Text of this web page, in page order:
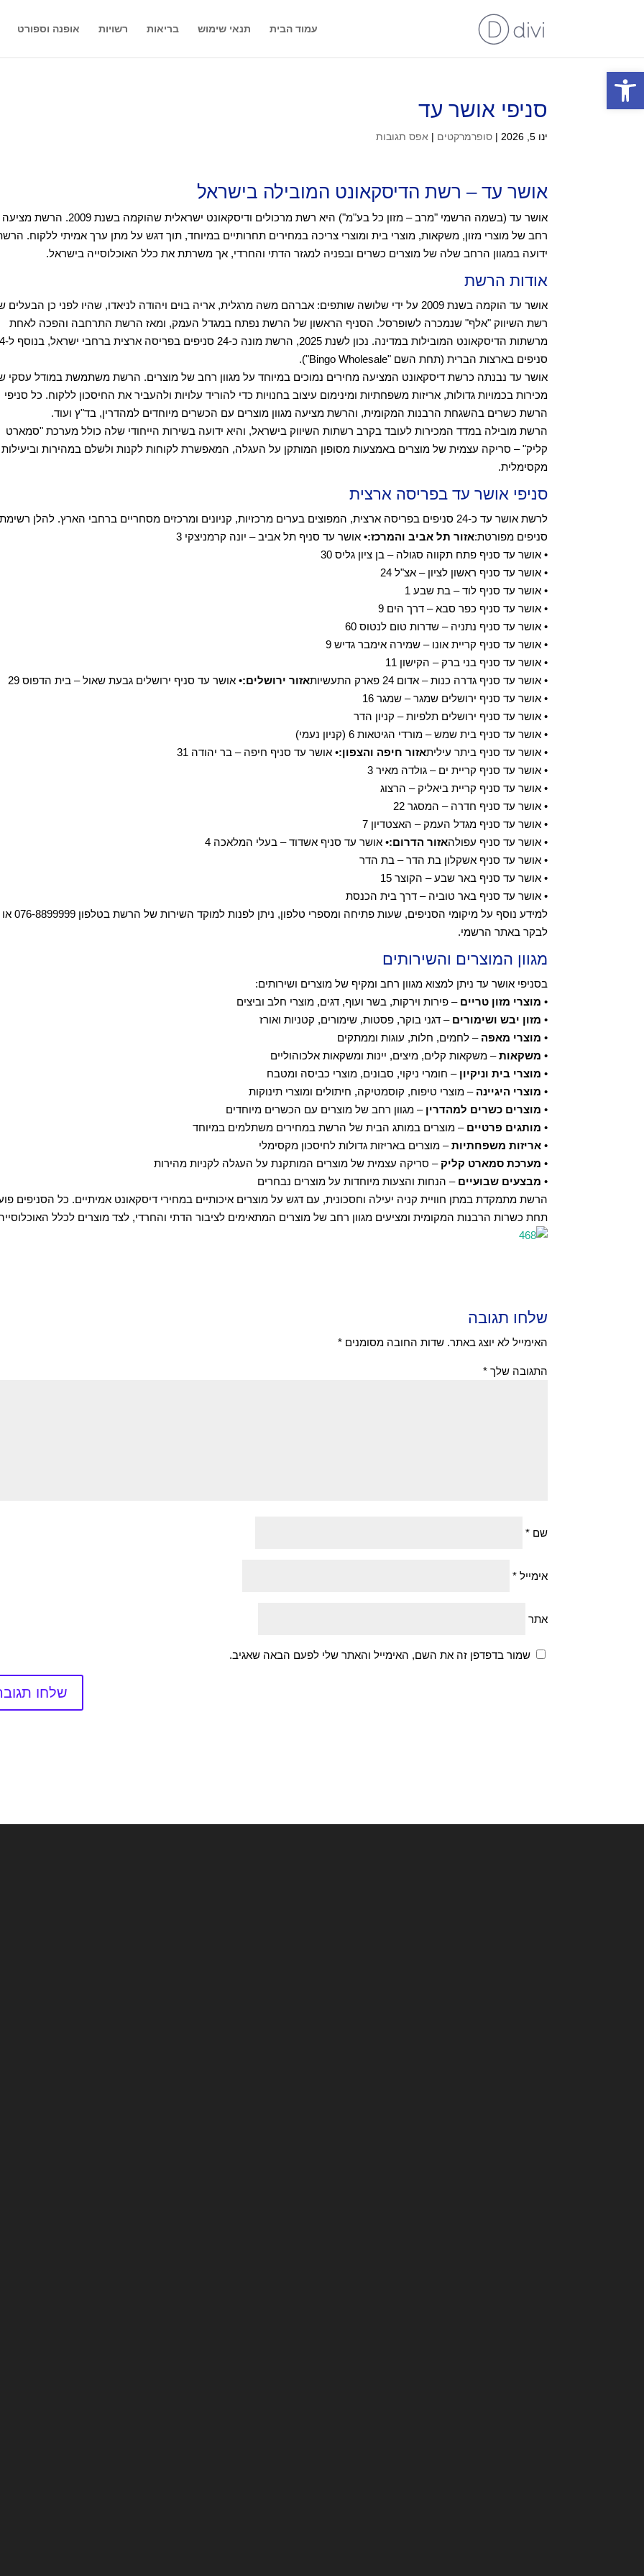
עמוד הבית תנאי שימוש בריאות רשויות אופנה וספורט
סניפי אושר עד
ינו 5, 2026 |סופרמרקטים | אפס תגובות
אושר עד – רשת הדיסקאונט המובילה בישראל
אושר עד (בשמה הרשמי "מרב – מזון כל בע"מ") היא רשת מרכולים ודיסקאונט ישראלית
רחב של מוצרי מזון, משקאות, מוצרי בית ומוצרי צריכה במחירים תחרותיים במיוחד, תוך דגש על מתן ערך אמיתי ללקוח.
ידועה במגוון הרחב שלה של מוצרים כשרים ובפניה למגזר הדתי והחרדי, אך משרתת את כלל האוכלוסייה בישראל.
אודות הרשת
אושר עד הוקמה בשנת 2009 על ידי שלושה שותפים: אברהם משה מרגלית, אריה בוים ויהודה לניאדו, שהיו לפני כן הבעלים
רשת השיווק "אלף" שנמכרה לשופרסל. הסניף הראשון של הרשת נפתח במגדל העמק, ומאז הרשת התרחבה והפכה לאחת
מרשתות הדיסקאונט המובילות במדינה. נכון לשנת 2025, הרשת מונה כ-24 סניפים בפריסה ארצית ברחבי ישראל, בנוסף ל-4
סניפים בארצות הברית (תחת השם "Bingo Wholesale").
אושר עד נבנתה כרשת דיסקאונט המציעה מחירים נמוכים במיוחד על מגוון רחב של מוצרים. הרשת משתמשת במודל עסקי
מכירות בכמויות גדולות, אריזות משפחתיות ומינימום עיצוב בחנויות כדי להוריד עלויות ולהעביר את החיסכון ללקוח. כל סניפי
הרשת כשרים בהשגחת הרבנות המקומית, והרשת מציעה מגוון מוצרים עם הכשרים מיוחדים למהדרין, בד"ץ ועוד.
הרשת מובילה במדד המכירות לעובד בקרב רשתות השיווק בישראל, והיא ידועה בשירות הייחודי שלה כולל מערכת "סמארט
קליק" – סריקה עצמית של מוצרים באמצעות מסופון המותקן על העגלה, המאפשרת לקוחות לקנות ולשלם במהירות וביעילות
מקסימלית.
סניפי אושר עד בפריסה ארצית
לרשת אושר עד כ-24 סניפים בפריסה ארצית, המפוצים בערים מרכזיות, קניונים ומרכזים מסחריים ברחבי הארץ. להלן רשימת
סניפים מפורטת:אזור תל אביב והמרכז:• אושר עד סניף תל אביב – יונה קרמניצקי 3
• אושר עד סניף פתח תקווה סגולה – בן ציון גליס 30
• אושר עד סניף ראשון לציון – אצ"ל 24
• אושר עד סניף לוד – בת שבע 1
• אושר עד סניף כפר סבא – דרך הים 9
• אושר עד סניף נתניה – שדרות טום לנטוס 60
• אושר עד סניף קריית אונו – שמירה אימבר גדיש 9
• אושר עד סניף בני ברק – הקישון 11
• אושר עד סניף גדרה כנות – אדום 24 פארק התעשיות
אזור ירושלים:• אושר עד סניף ירושלים גבעת שאול – בית הדפוס 29
• אושר עד סניף ירושלים שמגר – שמגר 16
• אושר עד סניף ירושלים תלפיות – קניון הדר
• אושר עד סניף בית שמש – מורדי הגיטאות 6 (קניון נעמי)
• אושר עד סניף ביתר עיליתאזור חיפה והצפון:• אושר עד סניף חיפה – בר יהודה 31
• אושר עד סניף קריית ים – גולדה מאיר 3
• אושר עד סניף קריית ביאליק – הרצוג
• אושר עד סניף חדרה – המסגר 22
• אושר עד סניף מגדל העמק – האצטדיון 7
• אושר עד סניף עפולהאזור הדרום:• אושר עד סניף אשדוד – בעלי המלאכה 4
• אושר עד סניף אשקלון בת הדר – בת הדר
• אושר עד סניף באר שבע – הקוצר 15
• אושר עד סניף באר טוביה – דרך בית הכנסת
למידע נוסף על מיקומי הסניפים, שעות פתיחה ומספרי טלפון, ניתן לפנות למוקד השירות של הרשת בטלפון 076-8899999 או
לבקר באתר הרשמי.
מגוון המוצרים והשירותים
בסניפי אושר עד ניתן למצוא מגוון רחב ומקיף של מוצרים ושירותים:
• מוצרי מזון טריים – פירות וירקות, בשר ועוף, דגים, מוצרי חלב וביצים
• מזון יבש ושימורים – דגני בוקר, פסטות, שימורים, קטניות ואורז
• מוצרי מאפה – לחמים, חלות, עוגות וממתקים
• משקאות– משקאות קלים, מיצים, יינות ומשקאות אלכוהוליים
• מוצרי בית וניקיון – חומרי ניקוי, סבונים, מוצרי כביסה ומטבח
• מוצרי היגיינה – מוצרי טיפוח, קוסמטיקה, חיתולים ומוצרי תינוקות
• מוצרים כשרים למהדרין – מגוון רחב של מוצרים עם הכשרים מיוחדים
• מותגים פרטיים – מוצרים במותג הבית של הרשת במחירים משתלמים במיוחד
•אריזות משפחתיות– מוצרים באריזות גדולות לחיסכון מקסימלי
• מערכת סמארט קליק– סריקה עצמית של מוצרים המותקנת על העגלה לקניות מהירות
• מבצעים שבועיים – הנחות והצעות מיוחדות על מוצרים נבחרים
הרשת מתמקדת במתן חוויית קניה יעילה וחסכונית, עם דגש על מוצרים איכותיים במחירי דיסקאונט אמיתיים. כל הסניפים
תחת כשרות הרבנות המקומית ומציעים מגוון רחב של מוצרים המתאימים לציבור הדתי והחרדי, לצד מוצרים לכלל
שלחו תגובה
האימייל לא יוצג באתר. שדות החובה מסומנים*
התגובה שלך*
שם*
אימייל*
אתר
שמור בדפדפן זה את השם, האימייל והאתר שלי לפעם הבאה שאגיב.
פתח סרגל נגישות